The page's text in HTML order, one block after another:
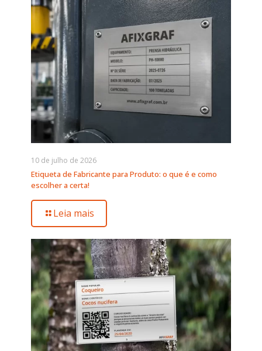
10 de julho de 2026
Etiqueta de Fabricante para Produto: o que é e como
escolher a certa!
Leia mais